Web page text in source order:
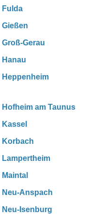
Fulda
Gießen
Groß-Gerau
Hanau
Heppenheim
Hofheim am Taunus
Kassel
Korbach
Lampertheim
Maintal
Neu-Anspach
Neu-Isenburg